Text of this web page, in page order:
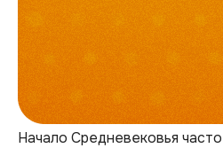
Начало Средневековья